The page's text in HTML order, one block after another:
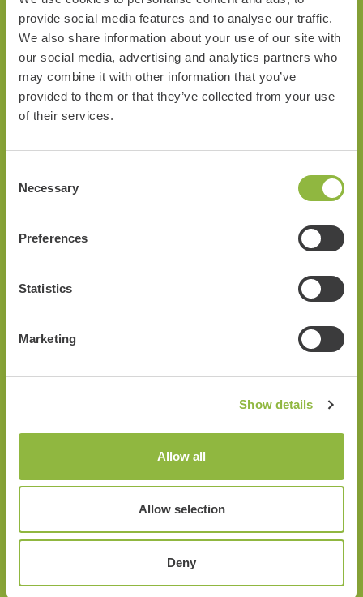
provide social media features and to analyse our traffic.
We also share information about your use of our site with
our social media, advertising and analytics partners who
may combine it with other information that you’ve
provided to them or that they’ve collected from your use
of their services.
Selection
Necessary
Preferences
Statistics
Marketing
Show details
Allow all
Allow selection
Deny
Bij de Veluwe Specialist ga je altijd op pad met een gratis
route. Dit kan een klassieke route zijn op papier of een
interactieve route via de app op je smartphone. Kies voor de
informatieve variant met highlights of de hilarische fungame.
Bezienswaardigheden in de buurt